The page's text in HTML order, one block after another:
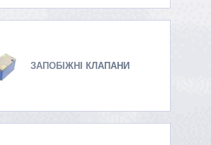
ЗАПОБІЖНІ КЛАПАНИ